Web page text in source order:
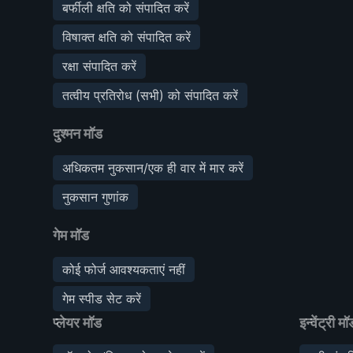
बर्फीली क्षति को संपादित करें
विषाक्त क्षति को संपादित करें
रक्षा संपादित करें
तत्वीय प्रतिरोध (सभी) को संपादित करें
दुश्मन मॉड
अधिकतम नुकसान/एक ही वार में मार करें
नुकसान गुणांक
गेम मॉड
कोई फोर्ज आवश्यकताएं नहीं
गेम स्पीड सेट करें
प्लेयर मॉड इन्वेंट्री